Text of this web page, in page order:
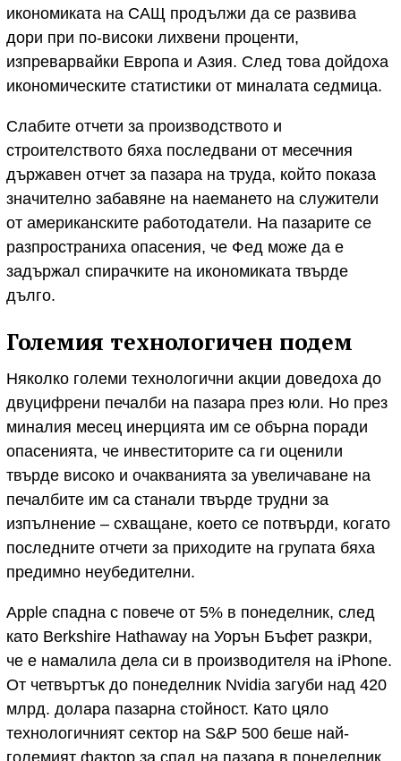
икономиката на САЩ продължи да се развива
дори при по-високи лихвени проценти,
изпреварвайки Европа и Азия. След това дойдоха
икономическите статистики от миналата седмица.
Слабите отчети за производството и
строителството бяха последвани от месечния
държавен отчет за пазара на труда, който показа
значително забавяне на наемането на служители
от американските работодатели. На пазарите се
разпространиха опасения, че Фед може да е
задържал спирачките на икономиката твърде
дълго.
Големия технологичен подем
Няколко големи технологични акции доведоха до
двуцифрени печалби на пазара през юли. Но през
миналия месец инерцията им се обърна поради
опасенията, че инвеститорите са ги оценили
твърде високо и очакванията за увеличаване на
печалбите им са станали твърде трудни за
изпълнение – схващане, което се потвърди, когато
последните отчети за приходите на групата бяха
предимно неубедителни.
Apple спадна с повече от 5% в понеделник, след
като Berkshire Hathaway на Уорън Бъфет разкри,
че е намалила дела си в производителя на iPhone.
От четвъртък до понеделник Nvidia загуби над 420
млрд. долара пазарна стойност. Като цяло
технологичният сектор на S&P 500 беше най-